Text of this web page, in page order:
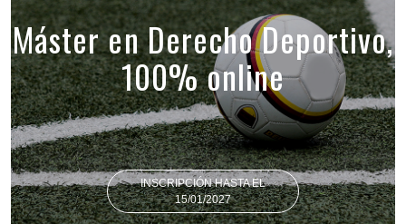
Máster en Derecho Deportivo,
100% online
INSCRIPCIÓN HASTA EL
15/01/2027